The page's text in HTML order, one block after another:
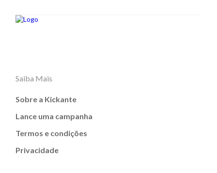
Saiba Mais
Sobre a Kickante
Lance uma campanha
Termos e condições
Privacidade